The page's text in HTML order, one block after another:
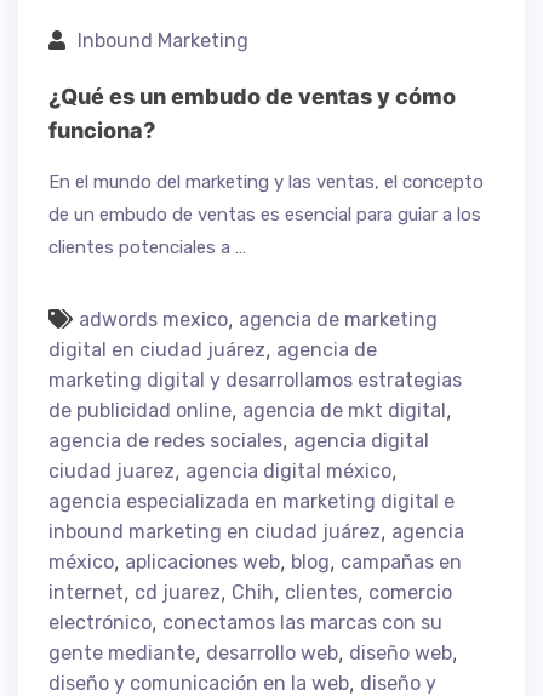
Inbound Marketing
¿Qué es un embudo de ventas y cómo
funciona?
En el mundo del marketing y las ventas, el concepto
de un embudo de ventas es esencial para guiar a los
clientes potenciales a …
adwords mexico, agencia de marketing
digital en ciudad juárez, agencia de
marketing digital y desarrollamos estrategias
de publicidad online, agencia de mkt digital,
agencia de redes sociales, agencia digital
ciudad juarez, agencia digital méxico,
agencia especializada en marketing digital e
inbound marketing en ciudad juárez, agencia
méxico, aplicaciones web, blog, campañas en
internet, cd juarez, Chih, clientes, comercio
electrónico, conectamos las marcas con su
gente mediante, desarrollo web, diseño web,
diseño y comunicación en la web, diseño y